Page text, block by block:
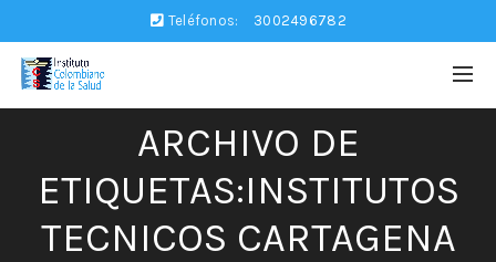
Teléfonos: 3002496782
ARCHIVO DE
ETIQUETAS:INSTITUTOS
TECNICOS CARTAGENA